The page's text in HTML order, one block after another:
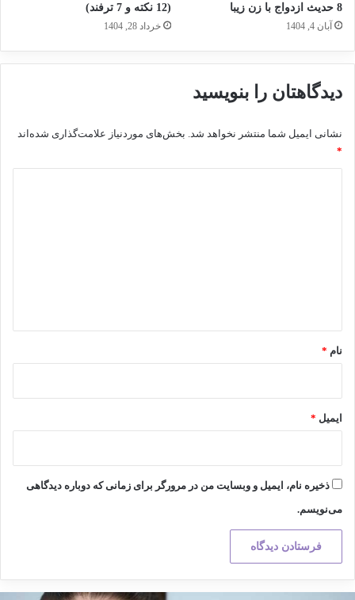
8 حدیث ازدواج با زن زیبا
آبان 4, 1404
(12 نکته و 7 ترفند)
خرداد 28, 1404
دیدگاهتان را بنویسید
نشانی ایمیل شما منتشر نخواهد شد. بخش‌های موردنیاز علامت‌گذاری شده‌اند
*
نام *
ایمیل *
ذخیره نام، ایمیل و وبسایت من در مرورگر برای زمانی که دوباره دیدگاهی
می‌نویسم.